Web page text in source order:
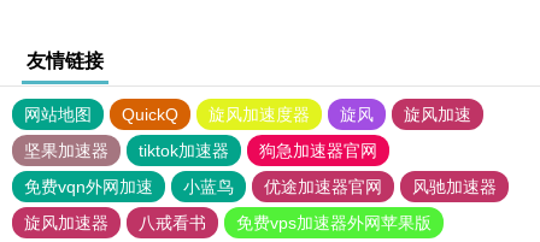
友情链接
网站地图 QuickQ 旋风加速度器 旋风
旋风加速
坚果加速器
tiktok加速器
狗急加速器官网
免费vqn外网加速
小蓝鸟 优途加速器官网
风驰加速器
旋风加速器
八戒看书 免费vps加速器外网苹果版